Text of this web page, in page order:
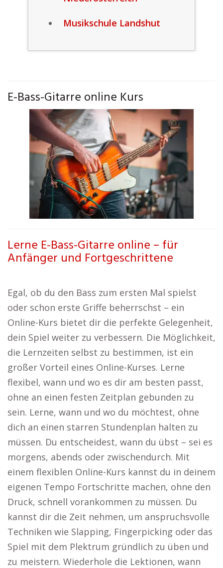
Musikschule Landshut
E-Bass-Gitarre online Kurs
Lerne E-Bass-Gitarre online – für
Anfänger und Fortgeschrittene
Egal, ob du den Bass zum ersten Mal spielst
oder schon erste Griffe beherrschst – ein
Online-Kurs bietet dir die perfekte Gelegenheit,
dein Spiel weiter zu verbessern. Die Möglichkeit,
die Lernzeiten selbst zu bestimmen, ist ein
großer Vorteil eines Online-Kurses. Lerne
flexibel, wann und wo es dir am besten passt,
ohne an einen festen Zeitplan gebunden zu
sein. Lerne, wann und wo du möchtest, ohne
dich an einen starren Stundenplan halten zu
müssen. Du entscheidest, wann du übst – sei es
morgens, abends oder zwischendurch. Mit
einem flexiblen Online-Kurs kannst du in deinem
eigenen Tempo Fortschritte machen, ohne den
Druck, schnell vorankommen zu müssen. Du
kannst dir die Zeit nehmen, um anspruchsvolle
Techniken wie Slapping, Fingerpicking oder das
Spiel mit dem Plektrum gründlich zu üben und
zu meistern. Wiederhole die Lektionen, wann